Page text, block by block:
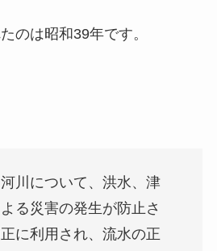
のは昭和39年です。
川について、洪水、津
る災害の発生が防止さ
に利用され、流水の正